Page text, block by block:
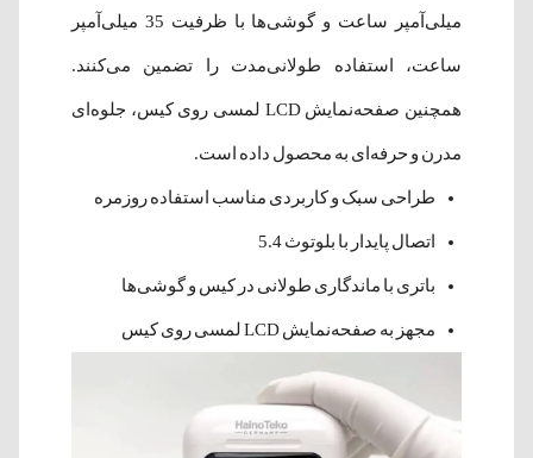
میلی‌آمپر ساعت و گوشی‌ها با ظرفیت 35 میلی‌آمپر
ساعت، استفاده طولانی‌مدت را تضمین می‌کنند.
همچنین صفحه‌نمایش LCD لمسی روی کیس، جلوه‌ای
مدرن و حرفه‌ای به محصول داده است.
طراحی سبک و کاربردی مناسب استفاده روزمره
اتصال پایدار با بلوتوث 5.4
باتری با ماندگاری طولانی در کیس و گوشی‌ها
مجهز به صفحه‌نمایش LCD لمسی روی کیس